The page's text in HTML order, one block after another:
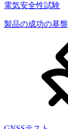
電気安全性試験
製品の成功の基盤